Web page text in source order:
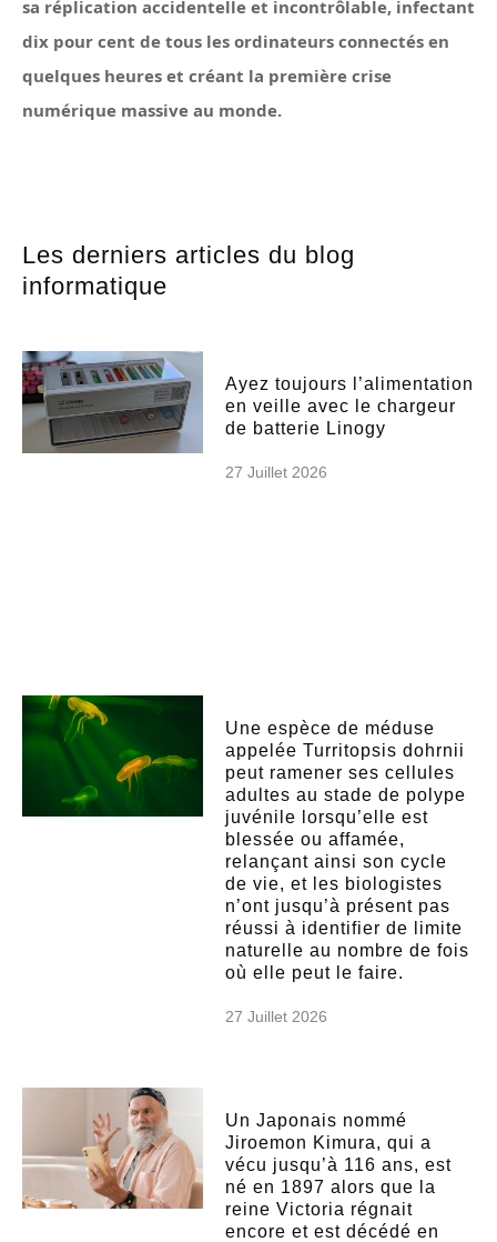
sa réplication accidentelle et incontrôlable, infectant
dix pour cent de tous les ordinateurs connectés en
quelques heures et créant la première crise
numérique massive au monde.
Les derniers articles du blog
informatique
Ayez toujours l’alimentation
en veille avec le chargeur
de batterie Linogy
27 Juillet 2026
Une espèce de méduse
appelée Turritopsis dohrnii
peut ramener ses cellules
adultes au stade de polype
juvénile lorsqu’elle est
blessée ou affamée,
relançant ainsi son cycle
de vie, et les biologistes
n’ont jusqu’à présent pas
réussi à identifier de limite
naturelle au nombre de fois
où elle peut le faire.
27 Juillet 2026
Un Japonais nommé
Jiroemon Kimura, qui a
vécu jusqu’à 116 ans, est
né en 1897 alors que la
reine Victoria régnait
encore et est décédé en